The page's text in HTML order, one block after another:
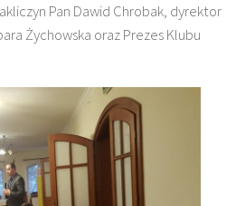
Pan Dawid Chrobak, dyrektor
Żychowska oraz Prezes Klubu